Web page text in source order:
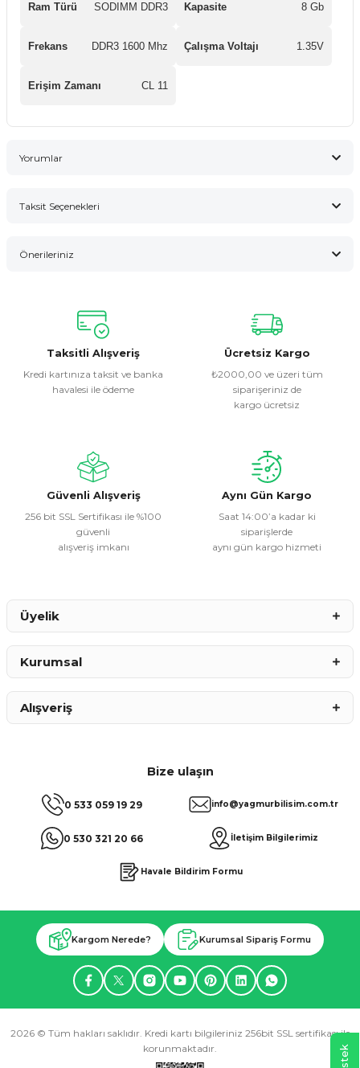
Ram Türü SODIMM DDR3 Kapasite 8 Gb
Frekans DDR3 1600 Mhz Çalışma Voltajı 1.35V
Erişim Zamanı CL 11
Yorumlar
Taksit Seçenekleri
Önerileriniz
konularda yetersiz gördüğünüz noktaları öneri formunu
kullanarak tarafımıza iletebilirsiniz.
Görüş ve önerileriniz için teşekkür ederiz.
Ürün resmi kalitesiz, bozuk veya görüntülenemiyor.
Ürün fiyatı diğer sitelerden daha pahalı.
Bu ürüne benzer farklı alternatifler olmalı.
Taksitli Alışveriş
Kredi kartınıza taksit ve banka
havalesi ile ödeme
Ücretsiz Kargo
₺2000,00 ve üzeri tüm
siparişeriniz de
kargo ücretsiz
Güvenli Alışveriş
256 bit SSL Sertifikası ile %100
güvenli
alışveriş imkanı
Aynı Gün Kargo
Saat 14:00’a kadar ki
siparişlerde
aynı gün kargo hizmeti
Bize ulaşın
0 533 059 19 29
0 530 321 20 66
info@yagmurbilisim.com.tr
İletişim Bilgilerimiz
Havale Bildirim Formu
Üyelik
Kurumsal
Alışveriş
Kargom Nerede? Kurumsal Sipariş Formu
2026 © Tüm hakları saklıdır. Kredi kartı bilgileriniz 256bit SSL sertifikası ile
korunmaktadır.